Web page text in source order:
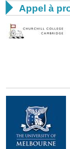
 Appel à